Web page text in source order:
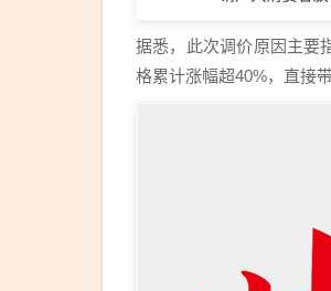
据悉，此次调价原因主要
格累计涨幅超40%，直接